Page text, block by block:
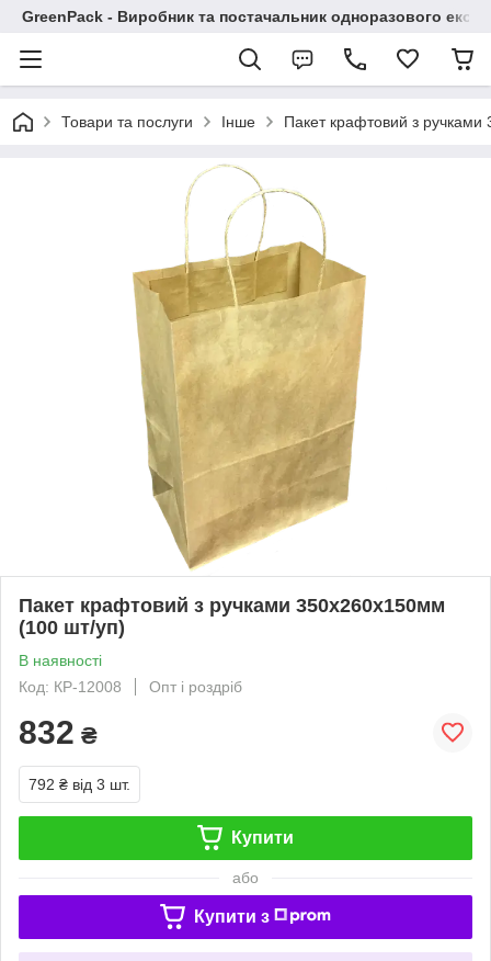
GreenPack - Виробник та постачальник одноразового еко-
Товари та послуги Інше Пакет крафтовий з
Пакет крафтовий з ручками 350х260х150мм
(100 шт/уп)
В наявності
Код: КР-12008
Опт і роздріб
832 ₴
792 ₴ від 3 шт.
Купити
або
Купити з